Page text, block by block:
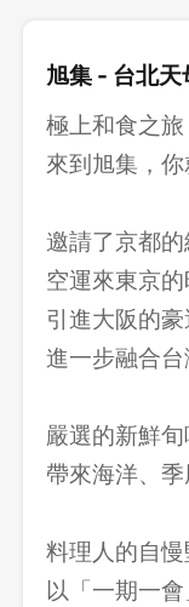
旭集 - 台北天
極上和食之
來到旭集，你
邀請了京都的
空運來東京的
引進大阪的豪
進一步融合台
嚴選的新鮮旬
帶來海洋、季
料理人的自慢
以「一期一會